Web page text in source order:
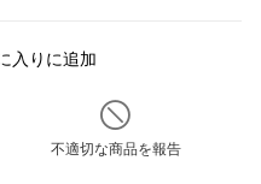
入りに追加
不適切な商品を報告